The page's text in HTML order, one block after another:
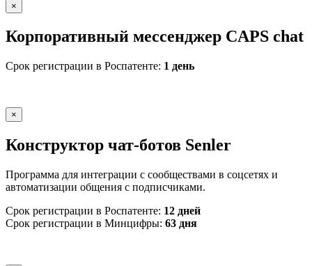
×
Корпоративный мессенджер CAPS chat
Срок регистрации в Роспатенте: 1 день
×
Конструктор чат-ботов Senler
Программа для интеграции с сообществами в соцсетях и
автоматизации общения с подписчиками.
Срок регистрации в Роспатенте: 12 дней
Срок регистрации в Минцифры: 63 дня